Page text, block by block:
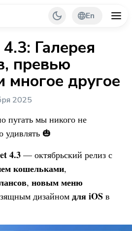
En
Галерея
превью
многое другое
2025
пугать мы никого не
удивлять 🎃
4.3 — октябрьский релиз с
кошельками,
, новым меню
дизайном для iOS в